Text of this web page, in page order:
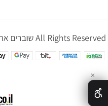
שוברים את הכלים © 2022 All Rights Reserved
✕